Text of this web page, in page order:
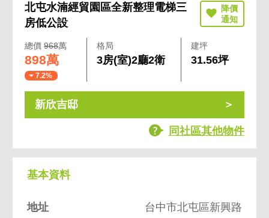
北屯水湳經貿園區全新整理電梯三
房低公設
總價968萬
898萬
7.2%
格局
3房(室)2廳2衛
建坪
31.56坪
新欣吉邸
同社區其他物件
基本資料
地址 台中市北屯區新興路